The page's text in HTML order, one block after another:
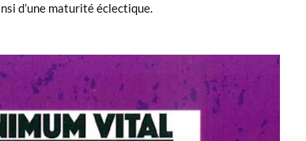
d’une maturité éclectique.